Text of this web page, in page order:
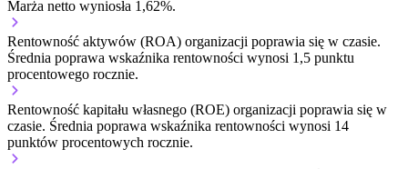
Marża netto wyniosła 1,62%.
Rentowność aktywów (ROA) organizacji poprawia się w czasie.
Średnia poprawa wskaźnika rentowności wynosi 1,5 punktu
procentowego rocznie.
Rentowność kapitału własnego (ROE) organizacji poprawia się w
czasie. Średnia poprawa wskaźnika rentowności wynosi 14
punktów procentowych rocznie.